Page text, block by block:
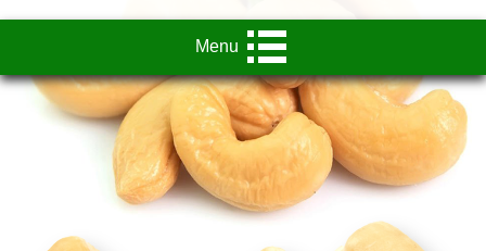
Menu